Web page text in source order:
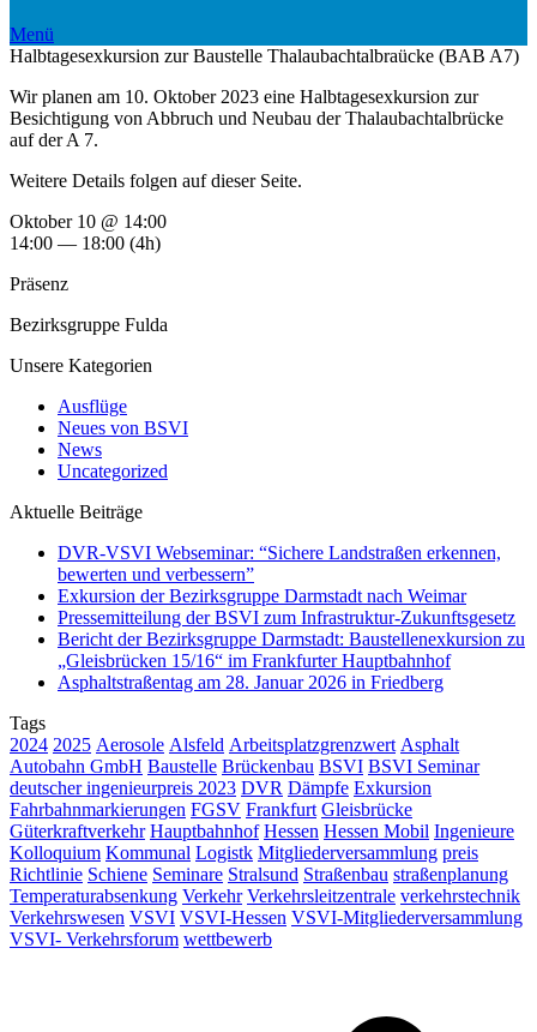
Menü
Halbtagesexkursion zur Baustelle Thalaubachtalbraücke (BAB A7)
Wir planen am 10. Oktober 2023 eine Halbtagesexkursion zur
Besichtigung von Abbruch und Neubau der Thalaubachtalbrücke
auf der A 7.
Weitere Details folgen auf dieser Seite.
Oktober 10 @ 14:00
14:00 — 18:00 (4h)
Präsenz
Bezirksgruppe Fulda
Unsere Kategorien
Ausflüge
Neues von BSVI
News
Uncategorized
Aktuelle Beiträge
DVR-VSVI Webseminar: “Sichere Landstraßen erkennen,
bewerten und verbessern”
Exkursion der Bezirksgruppe Darmstadt nach Weimar
Pressemitteilung der BSVI zum Infrastruktur-Zukunftsgesetz
Bericht der Bezirksgruppe Darmstadt: Baustellenexkursion zu
„Gleisbrücken 15/16“ im Frankfurter Hauptbahnhof
Asphaltstraßentag am 28. Januar 2026 in Friedberg
Tags
2024 2025 Aerosole Alsfeld Arbeitsplatzgrenzwert Asphalt
Autobahn GmbH Baustelle Brückenbau BSVI BSVI Seminar
deutscher ingenieurpreis 2023 DVR Dämpfe Exkursion
Fahrbahnmarkierungen FGSV Frankfurt Gleisbrücke
Güterkraftverkehr Hauptbahnhof Hessen Hessen Mobil Ingenieure
Kolloquium Kommunal Logistk Mitgliederversammlung preis
Richtlinie Schiene Seminare Stralsund Straßenbau straßenplanung
Temperaturabsenkung Verkehr Verkehrsleitzentrale verkehrstechnik
Verkehrswesen VSVI VSVI-Hessen VSVI-Mitgliederversammlung
VSVI- Verkehrsforum wettbewerb